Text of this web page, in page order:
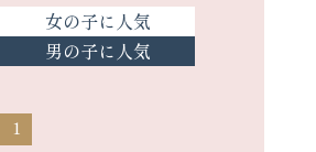
女の子に人気
男の子に人気
1